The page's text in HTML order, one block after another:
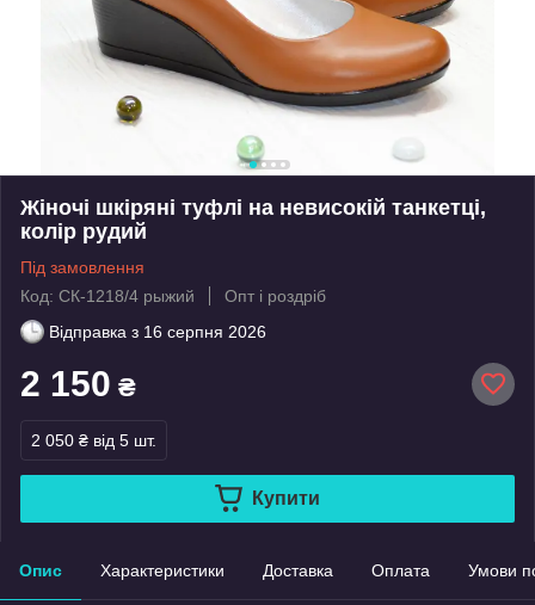
Жіночі шкіряні туфлі на невисокій танкетці,
колір рудий
Під замовлення
Код: СК-1218/4 рыжий
Опт і роздріб
Відправка з 16 серпня 2026
2 150 ₴
2 050 ₴ від 5 шт.
Купити
Опис Характеристики Доставка Оплата Умови